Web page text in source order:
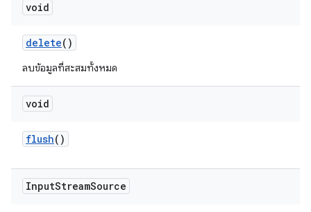
void
delete()
ลบข้อมูลที่สะสมทั้งหมด
void
flush()
InputStreamSource